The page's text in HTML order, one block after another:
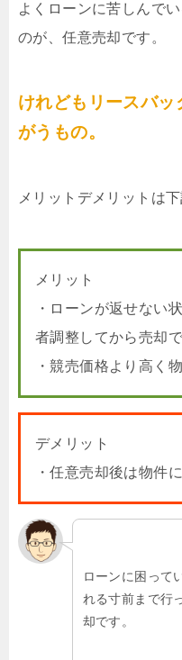
よくローンに苦しんで
のが、任意売却です。
けれどもリースバ
がうもの。
メリットデメリットは
メリット
・ローンが返せない
者調整してから売却
・競売価格より高く
デメリット
・任意売却後は物件
ローンに困って
れる寸前まで行
却です。